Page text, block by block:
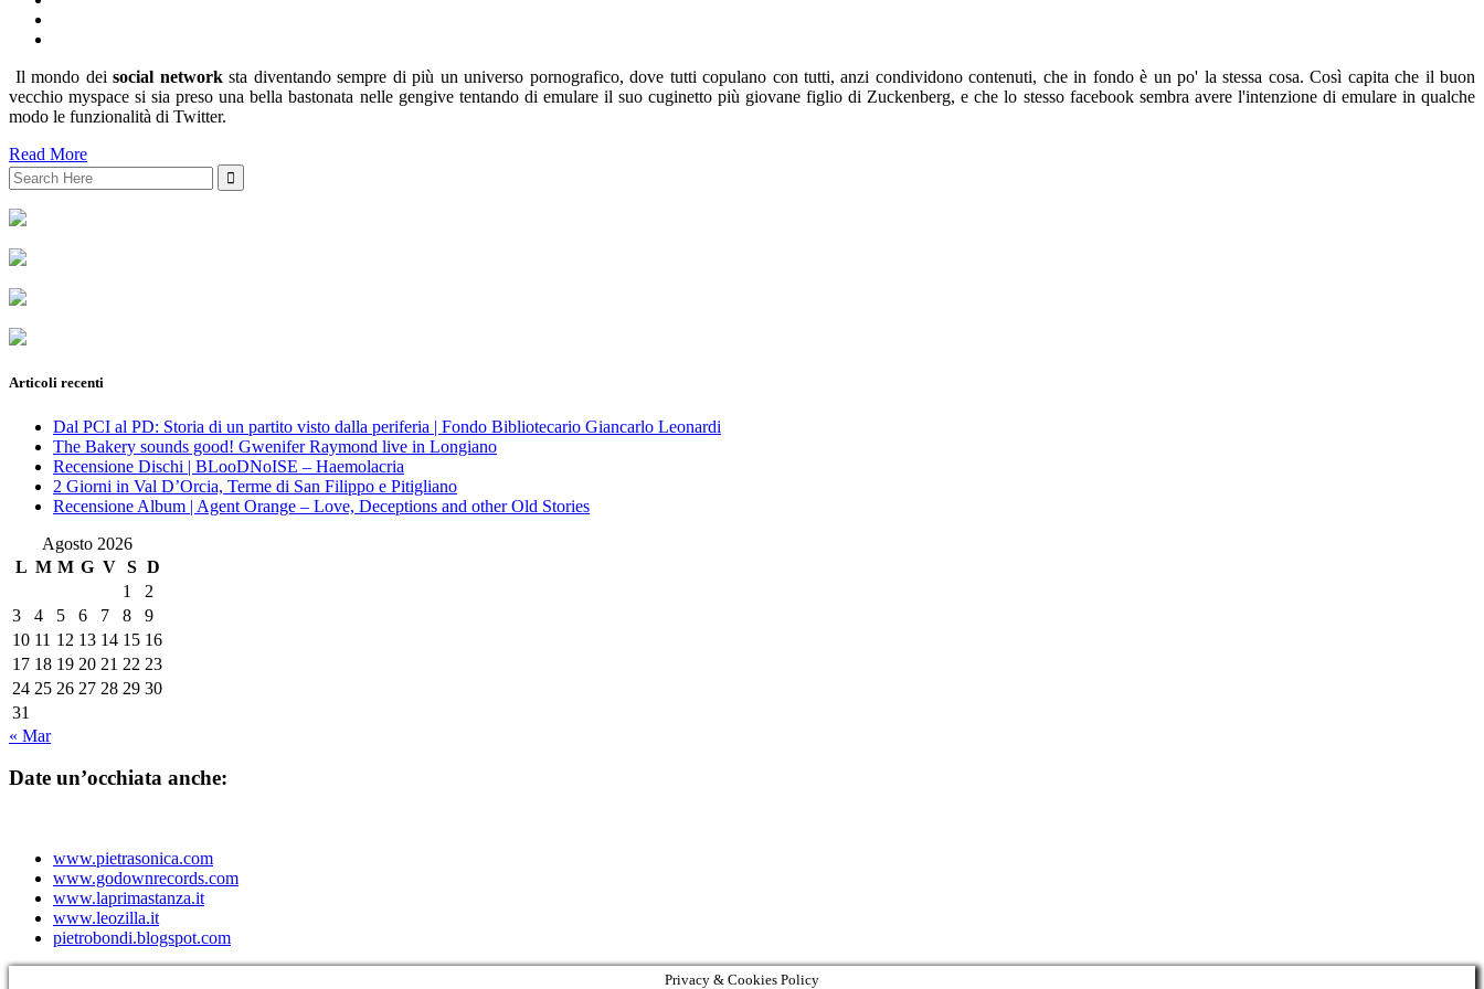
Il mondo dei social networksta diventando sempre di più un universo pornografico, dove tutti copulano con tutti, anzi condividono contenuti, che in fondo è un po' la stessa cosa. Così capita che il buon
vecchio myspace si sia preso una bella bastonata nelle gengive tentando di emulare il suo cuginetto più giovane figlio di Zuckenberg, e che lo stesso facebook sembra avere l'intenzione di emulare in qualche
modo le funzionalità di Twitter.
Read More
Search
for:
Articoli recenti
Dal PCI al PD: Storia di un partito visto dalla periferia | Fondo Bibliotecario Giancarlo Leonardi
The Bakery sounds good! Gwenifer Raymond live in Longiano
Recensione Dischi | BLooDNoISE – Haemolacria
2 Giorni in Val D’Orcia, Terme di San Filippo e Pitigliano
Recensione Album | Agent Orange – Love, Deceptions and other Old Stories
Agosto 2026
L M M G V S D
1
2
3
4 5 6 7 8
9
10 11 12 13 14 15 16
17 18 19 20 21 22 23
24 25 26 27 28 29 30
31
« Mar
Date un’occhiata anche:
www.pietrasonica.com
www.godownrecords.com
www.laprimastanza.it
www.leozilla.it
pietrobondi.blogspot.com
Privacy & Cookies Policy